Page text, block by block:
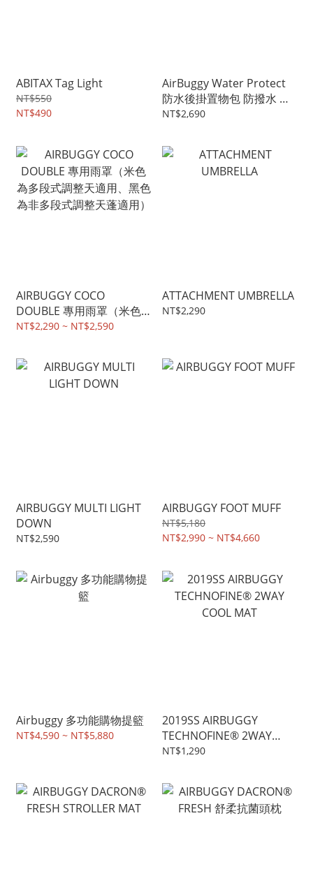
ABITAX Tag Light
NT$550
NT$490
AirBuggy Water Protect
防水後掛置物包 防撥水 快
速拆卸 多功能置物空間 全
NT$2,690
AIRBUGGY COCO
DOUBLE 專用雨罩（米色
為多段式調整天適用、黑色
NT$2,290 ~ NT$2,590
ATTACHMENT UMBRELLA
NT$2,290
AIRBUGGY MULTI LIGHT
DOWN
NT$2,590
AIRBUGGY FOOT MUFF
NT$5,180
NT$2,990 ~ NT$4,660
Airbuggy 多功能購物提籃
NT$4,590 ~ NT$5,880
2019SS AIRBUGGY
TECHNOFINE® 2WAY
COOL MAT
NT$1,290